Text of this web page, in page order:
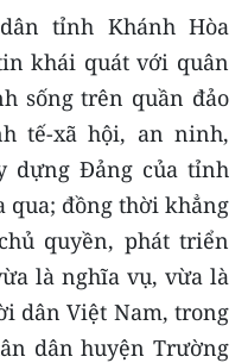
tỉnh Khánh Hòa
khái quát với quân
sống trên quần đảo
tế-xã hội, an ninh,
dựng Đảng của tỉnh
qua; đồng thời khẳng
quyền, phát triển
là nghĩa vụ, vừa là
dân Việt Nam, trong
dân huyện Trường